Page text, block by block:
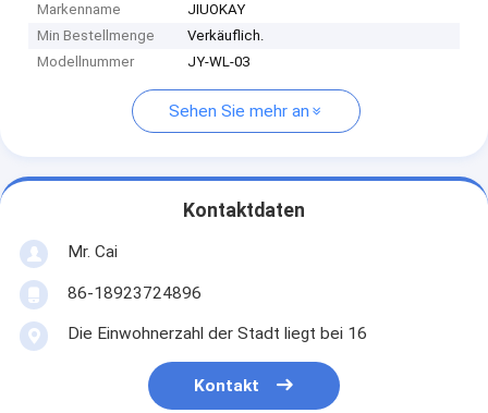
Markenname
JIUOKAY
Min Bestellmenge
Verkäuflich.
Modellnummer
JY-WL-03
Sehen Sie mehr an
Kontaktdaten
Mr. Cai
86-18923724896
Die Einwohnerzahl der Stadt liegt bei 16
Kontakt